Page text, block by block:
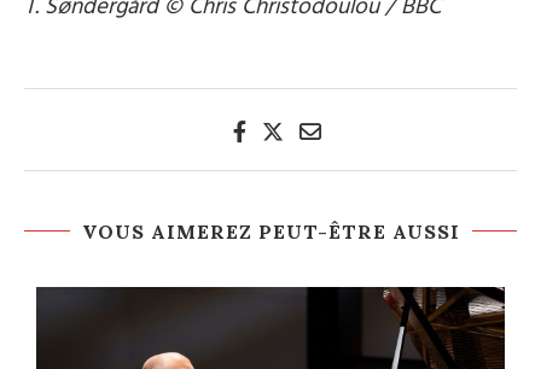
T. Søndergård©Chris Christodoulou / BBC
VOUS AIMEREZ PEUT-ÊTRE AUSSI